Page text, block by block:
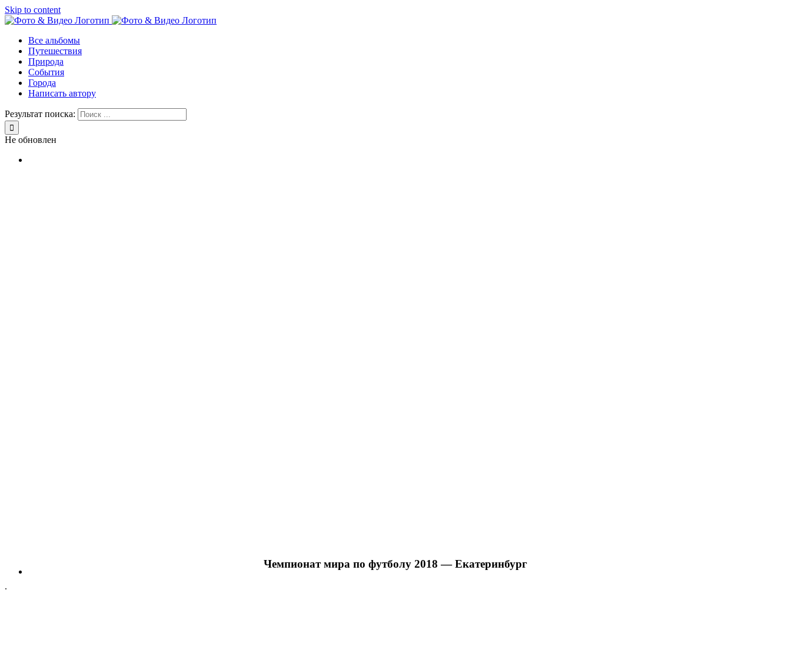
Skip to content
Все альбомы
Путешествия
Природа
События
Города
Написать автору
Результат поиска:
Не обновлен
Чемпионат мира по футболу 2018 — Екатеринбург
.